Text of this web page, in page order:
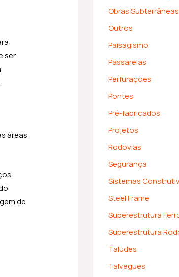
ser
áreas
de
Obras Subterrâneas
Outros
Paisagismo
Passarelas
Perfurações
Pontes
Pré-fabricados
Projetos
Rodovias
Segurança
Sistemas
Steel Frame
Superestrutura
Superestrutura
Taludes
Talvegues